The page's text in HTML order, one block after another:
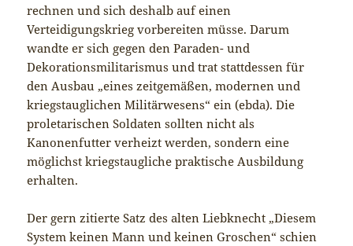
rechnen und sich deshalb auf einen
Verteidigungskrieg vorbereiten müsse. Darum
wandte er sich gegen den Paraden- und
Dekorationsmilitarismus und trat stattdessen für
den Ausbau „eines zeitgemäßen, modernen und
kriegstauglichen Militärwesens“ ein (ebda). Die
proletarischen Soldaten sollten nicht als
Kanonenfutter verheizt werden, sondern eine
möglichst kriegstaugliche praktische Ausbildung
erhalten.
Der gern zitierte Satz des alten Liebknecht „Diesem
System keinen Mann und keinen Groschen“ schien